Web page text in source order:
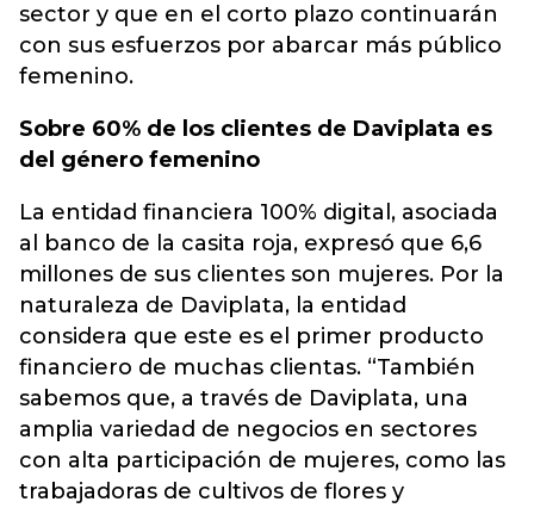
sector y que en el corto plazo continuarán
con sus esfuerzos por abarcar más público
femenino.
Sobre 60% de los clientes de Daviplata es
del género femenino
La entidad financiera 100% digital, asociada
al banco de la casita roja, expresó que 6,6
millones de sus clientes son mujeres. Por la
naturaleza de Daviplata, la entidad
considera que este es el primer producto
financiero de muchas clientas. “También
sabemos que, a través de Daviplata, una
amplia variedad de negocios en sectores
con alta participación de mujeres, como las
trabajadoras de cultivos de flores y